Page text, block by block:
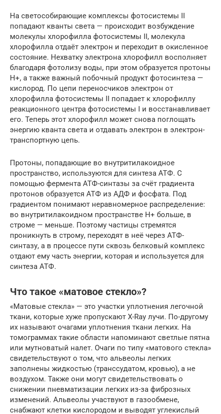
На светособирающие комплексы фотосистемы II
попадают кванты света — происходит возбуждение
молекулы хлорофилла фотосистемы II, молекула
хлорофилла отдаёт электрон и переходит в окисленное
состояние. Нехватку электрона хлорофилл восполняет
благодаря фотолизу воды, при этом образуется протоны
H+, а также важный побочный продукт фотосинтеза —
кислород. По цепи переносчиков электрон от
хлорофилла фотосистемы II попадает к хлорофиллу
реакционного центра фотосистемы I и восстанавливает
его. Теперь этот хлорофилл может снова поглощать
энергию кванта света и отдавать электрон в электрон-
транспортную цепь.
Протоны, попадающие во внутритилакоидное
пространство, используются для синтеза АТФ. С
помощью фермента АТФ-синтазы за счёт градиента
протонов образуется АТФ из АДФ и фосфата. Под
градиентом понимают неравномерное распределение:
во внутритилакоидном пространстве H+ больше, в
строме — меньше. Поэтому частицы стремятся
проникнуть в строму, переходят в неё через АТФ-
синтазу, а в процессе пути сквозь белковый комплекс
отдают ему часть энергии, которая и используется для
синтеза АТФ.
Что такое «матовое стекло»?
«Матовые стекла» — это участки уплотнения легочной
ткани, которые хуже пропускают X-Ray лучи. По-другому
их называют очагами уплотнения ткани легких. На
томограммах такие области напоминают светлые пятна
или мутноватый налет. Очаги по типу «матового стекла»
свидетельствуют о том, что альвеолы легких
заполнены жидкостью (транссудатом, кровью), а не
воздухом. Также они могут свидетельствовать о
снижении пневматизации легких из-за фиброзных
изменений. Альвеолы участвуют в газообмене,
снабжают клетки кислородом и выводят углекислый